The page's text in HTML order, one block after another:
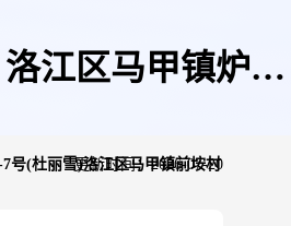
江区马甲镇炉田
号(杜丽雪)洛江区马甲镇前垵村
更新时间：2026-07-20